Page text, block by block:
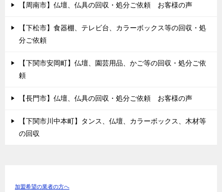
【周南市】仏壇、仏具の回収・処分ご依頼 お客様の声
【下松市】食器棚、テレビ台、カラーボックス等の回収・処
分ご依頼
【下関市安岡町】仏壇、園芸用品、かご等の回収・処分ご依
頼
【長門市】仏壇、仏具の回収・処分ご依頼 お客様の声
【下関市川中本町】タンス、仏壇、カラーボックス、木材等
の回収
加盟希望の業者の方へ